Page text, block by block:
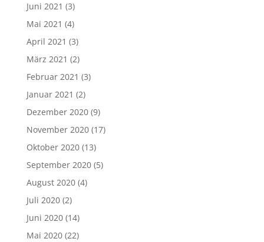
Juni 2021 (3)
Mai 2021 (4)
April 2021 (3)
März 2021 (2)
Februar 2021 (3)
Januar 2021 (2)
Dezember 2020(9)
November 2020(17)
Oktober 2020(13)
September 2020(5)
August 2020(4)
Juli 2020(2)
Juni 2020(14)
Mai 2020(22)